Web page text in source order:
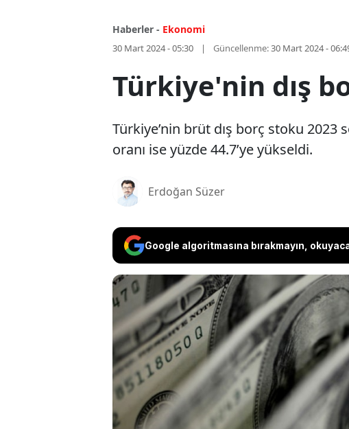
Haberler - Ekonomi
30 Mart 2024 - 05:30 Güncellenme:30 Mart 2024 -
Türkiye'nin dış
Türkiye’nin brüt dış borç stoku
oranı ise yüzde 44.7’ye yükseldi.
Erdoğan Süzer
Google algoritmasına bırakmayın,
milyar
gelire